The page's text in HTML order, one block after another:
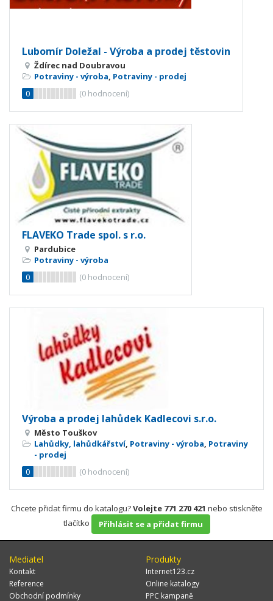
Lubomír Doležal - Výroba a prodej těstovin
Ždírec nad Doubravou
Potraviny - výroba, Potraviny - prodej
0
(0 hodnocení)
FLAVEKO Trade spol. s r.o.
Pardubice
Potraviny - výroba
0
(0 hodnocení)
Výroba a prodej lahůdek Kadlecovi s.r.o.
Město Touškov
Lahůdky, lahůdkářství, Potraviny - výroba, Potraviny
- prodej
0
(0 hodnocení)
Chcete přidat firmu do katalogu?Volejte 771 270 421 nebo stiskněte
tlačítko
Přihlásit se a přidat firmu
Mediatel
Kontakt
Reference
Obchodní podmínky
Produkty
Internet123.cz
Online katalogy
PPC kampaně